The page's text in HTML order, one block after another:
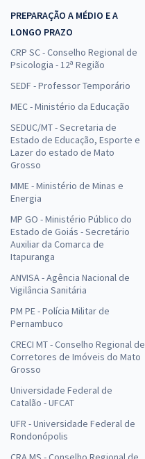
PREPARAÇÃO A MÉDIO E A
LONGO PRAZO
CRP SC - Conselho Regional de
Psicologia - 12ª Região
SEDF - Professor Temporário
MEC - Ministério da Educação
SEDUC/MT - Secretaria de
Estado de Educação, Esporte e
Lazer do estado de Mato
Grosso
MME - Ministério de Minas e
Energia
MP GO - Ministério Público do
Estado de Goiás - Secretário
Auxiliar da Comarca de
Itapuranga
ANVISA - Agência Nacional de
Vigilância Sanitária
PM PE - Polícia Militar de
Pernambuco
CRECI MT - Conselho Regional de
Corretores de Imóveis do Mato
Grosso
Universidade Federal de
Catalão - UFCAT
UFR - Universidade Federal de
Rondonópolis